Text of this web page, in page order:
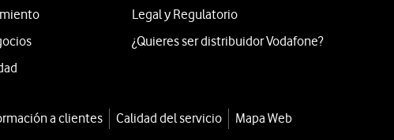
Legal y Regulatorio
¿Quieres ser distribuidor Vodafone?
a clientes Calidad del servicio
Mapa Web